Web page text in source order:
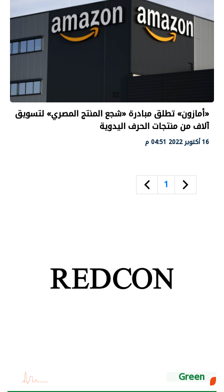
«أمازون» تطلق مبادرة «شجع المنتج المصري» لتسويق
آلاف من منتجات الحرف اليدوية
16 أكتوبر 2022 04:51 م
1
Green